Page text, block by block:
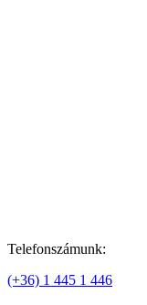
Telefonszámunk:
(+36) 1 445 1 446